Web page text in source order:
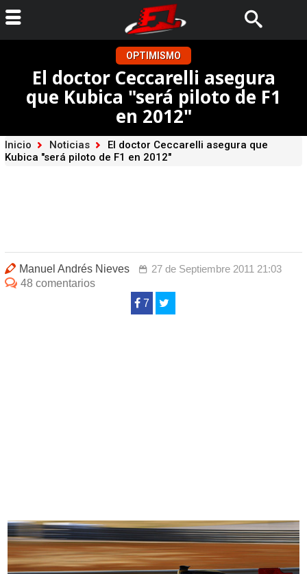
OPTIMISMO
El doctor Ceccarelli asegura
que Kubica "será piloto de F1
en 2012"
Inicio Noticias
El doctor Ceccarelli asegura que
Kubica "será piloto de F1 en 2012"
Manuel Andrés Nieves
27 de Septiembre 2011 21:03
48 comentarios
7